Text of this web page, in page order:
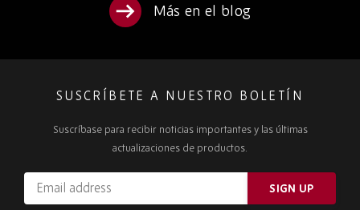
Más en el blog
SUSCRÍBETE A NUESTRO BOLETÍN
Suscríbase para recibir noticias importantes y las últimas
actualizaciones de productos.
Email
address
SIGN UP